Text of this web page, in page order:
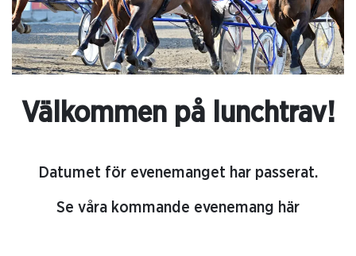
Välkommen på lunchtrav!
Datumet för evenemanget har passerat.
Se våra kommande evenemang här